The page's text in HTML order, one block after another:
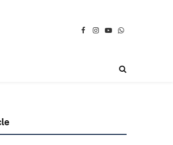
Facebook
Instagram
YouTubeWhatsApp